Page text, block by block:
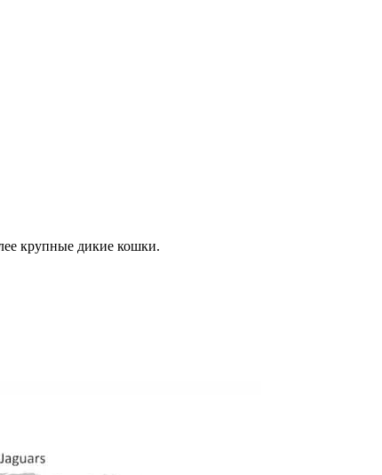
крупные дикие кошки.